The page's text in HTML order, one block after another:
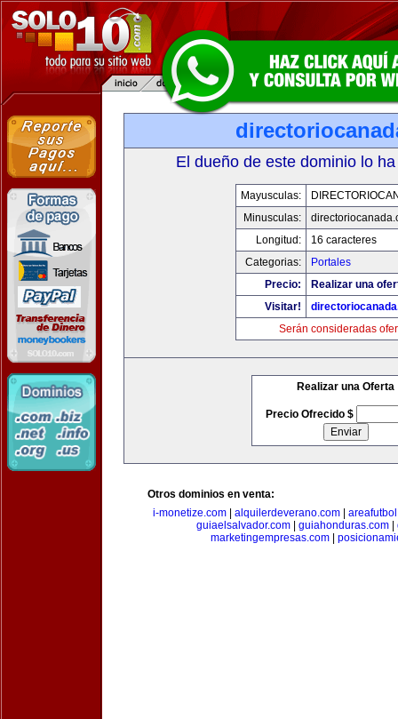
El dueño de este dominio lo
Mayusculas:
Minusculas:
Longitud:
16 caracteres
Categorias:
Portales
Precio:
Realizar una
Visitar!
Serán consideradas
Realizar una Oferta
Precio Ofrecido $
Otros dominios en venta:
i-monetize.com
alquilerdeverano.com
guiaelsalvador.com| guiahonduras.com|
marketingempresas.com